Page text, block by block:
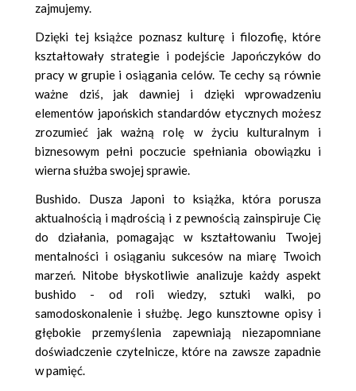
zajmujemy.
Dzięki tej książce poznasz kulturę i filozofię, które
kształtowały strategie i podejście Japończyków do
pracy w grupie i osiągania celów. Te cechy są równie
ważne dziś, jak dawniej i dzięki wprowadzeniu
elementów japońskich standardów etycznych możesz
zrozumieć jak ważną rolę w życiu kulturalnym i
biznesowym pełni poczucie spełniania obowiązku i
wierna służba swojej sprawie.
Bushido. Dusza Japoni to książka, która porusza
aktualnością i mądrością i z pewnością zainspiruje Cię
do działania, pomagając w kształtowaniu Twojej
mentalności i osiąganiu sukcesów na miarę Twoich
marzeń. Nitobe błyskotliwie analizuje każdy aspekt
bushido - od roli wiedzy, sztuki walki, po
samodoskonalenie i służbę. Jego kunsztowne opisy i
głębokie przemyślenia zapewniają niezapomniane
doświadczenie czytelnicze, które na zawsze zapadnie
w pamięć.